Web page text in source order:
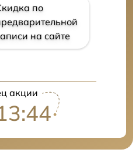
по
на сайте
акции